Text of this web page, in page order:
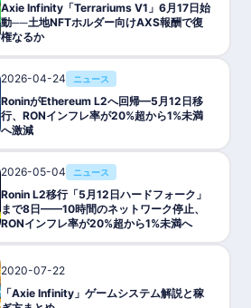
Axie Infinity「Terrariums V1」6月17日始
動──土地NFTホルダー向けAXS報酬で復
権なるか
2026-04-24 ニュース
RoninがEthereum L2へ回帰—5月12日移
行、RONインフレ率が20%超から1%未満
へ激減
2026-05-04 ニュース
Ronin L2移行「5月12日ハードフォーク」
まで8日——10時間のネットワーク停止、
RONインフレ率が20%超から1%未満へ
2020-07-22
「Axie Infinity」ゲームシステム解説と稼